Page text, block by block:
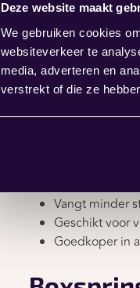
Deze website maakt
We gebruiken cookies
websiteverkeer te
media, adverteren en
verstrekt of die ze
Luxe uitstraling
Meer
Makkelijk op
Het neemt
Hoger dan
Vangt minder
Geschikt voor
Goedkoper in